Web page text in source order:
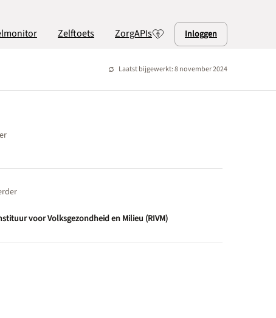
Zelftoets ZorgAPIs Inloggen
Laatst bijgewerkt: 8 november 2024
voor Volksgezondheid en Milieu (RIVM)